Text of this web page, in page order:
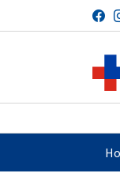
Salta al contenuto
Centro